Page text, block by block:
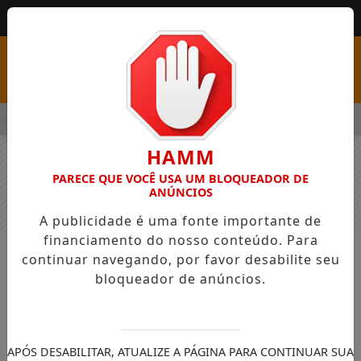
COM VAGAS EM SEIS FUNÇÕES E SALÁRIOS QUE CHEGAM A
NOTÍCIAS GERAL
Equipe King Shark de Palmas
HAMM
PARECE QUE VOCÊ USA UM BLOQUEADOR DE
ANÚNCIOS
A publicidade é uma fonte importante de
financiamento do nosso conteúdo. Para
continuar navegando, por favor desabilite seu
bloqueador de anúncios.
APÓS DESABILITAR, ATUALIZE A PÁGINA PARA CONTINUAR SUA